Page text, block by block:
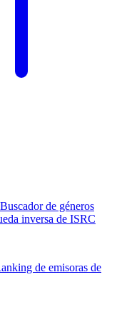
Buscador de géneros
inversa de ISRC
de emisoras de